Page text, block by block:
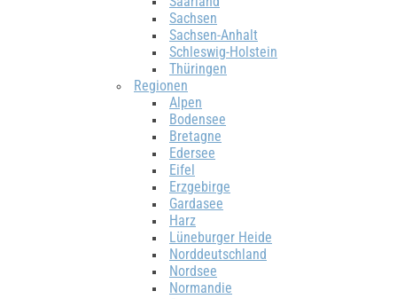
Sachsen
Sachsen-Anhalt
Schleswig-Holstein
Thüringen
Regionen
Alpen
Bodensee
Bretagne
Edersee
Eifel
Erzgebirge
Gardasee
Harz
Lüneburger Heide
Norddeutschland
Nordsee
Normandie